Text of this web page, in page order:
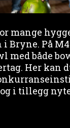
mange
Bryne. På
med både
Her kan
og i tillegg